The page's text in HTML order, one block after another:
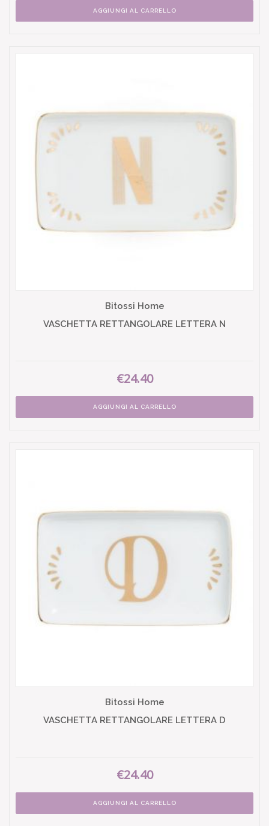
AGGIUNGI AL CARRELLO
Bitossi Home
VASCHETTA RETTANGOLARE LETTERA N
€24.40
AGGIUNGI AL CARRELLO
Bitossi Home
VASCHETTA RETTANGOLARE LETTERA D
€24.40
AGGIUNGI AL CARRELLO